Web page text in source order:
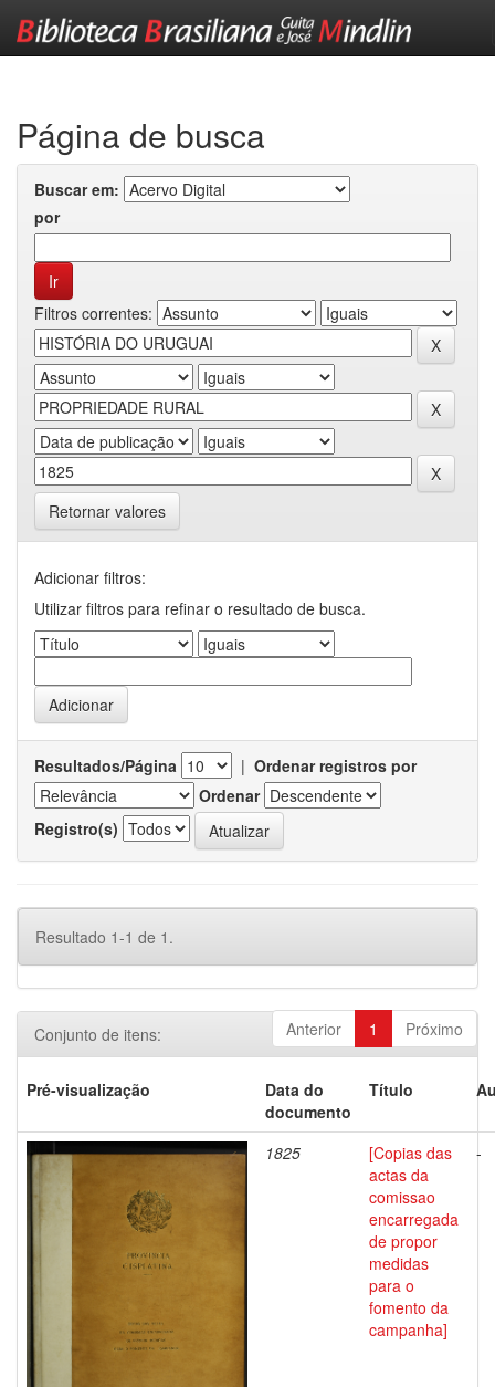
Página de busca
Buscar em:
por
Filtros correntes:
Retornar valores
Adicionar filtros:
Utilizar filtros para refinar o resultado de busca.
Resultados/Página | Ordenar registros por
Ordenar
Registro(s)
Resultado 1-1 de 1.
Anterior 1 Próximo
Conjunto de itens:
Pré-visualização
Data do
documento
Título
1825
[Copias das
actas da
comissao
encarregada
de propor
medidas
para o
fomento da
campanha]
-